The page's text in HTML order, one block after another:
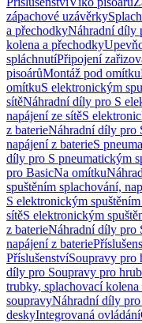
zápachové uzávěrky
a přechodkyNáhradní díly
kolena a přechodky
spláchnutíPřipojení
pisoárůMontáž pod omítku
omítkuS elektronickým
sítěNáhradní díly pro S
napájení ze sítěS
z baterieNáhradní díly pro
napájení z baterieS
díly pro S pneumatickým
pro BasicNa omítku
spuštěním splachování,
S elektronickým
sítěS elektronickým
z baterieNáhradní díly pro
napájení z baterie
PříslušenstvíSoupravy pro
díly pro Soupravy pro
trubky, splachovací
soupravyNáhradní díly
deskyIntegrovaná ovládání